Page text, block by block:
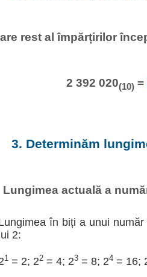
rest al împărțirilor
2 392 020(10) =
3. Determinăm
Lungimea actuală a
în biți a unui
2:
1= 2; 22= 4; 23= 8; 24= 16;